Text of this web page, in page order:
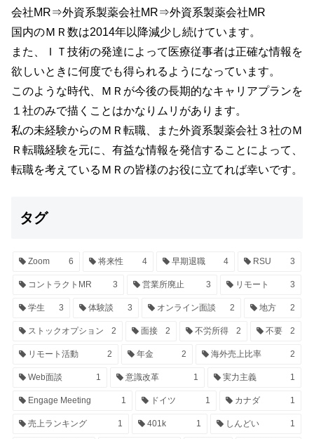
会社MR⇒外資系製薬会社MR⇒外資系製薬会社MR
国内のＭＲ数は2014年以降減少し続けています。
また、ＩＴ技術の発達によって医療従事者は正確な情報を
欲しいときに何度でも得られるようになっています。
このような時代、ＭＲが今後の長期的なキャリアプランを
１社のみで描くことはかなりムリがあります。
私の未経験からのＭＲ転職、また外資系製薬会社３社のＭ
Ｒ転職経験を元に、有益な情報を発信することによって、
転職を考えているＭＲの皆様のお役に立てれば幸いです。
タグ
Zoom 6 将来性 4 早期退職 4 RSU 3
コントラクトMR 3 営業所廃止 3 リモート 3
学生 3 体験談 3 オンライン面談 2 地方 2
ストックオプション 2 面接 2 不労所得 2 不要 2
リモート活動 2 年金 2 海外売上比率 2
Web面談 1 意識改革 1 実力主義 1
Engage Meeting 1 ドイツ 1 カナダ 1
売上ランキング 1 401k 1 しんどい 1